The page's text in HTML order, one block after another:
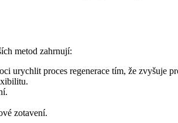
metod zahrnují:
urychlit proces regenerace tím, že zvyšuje
zotavení.